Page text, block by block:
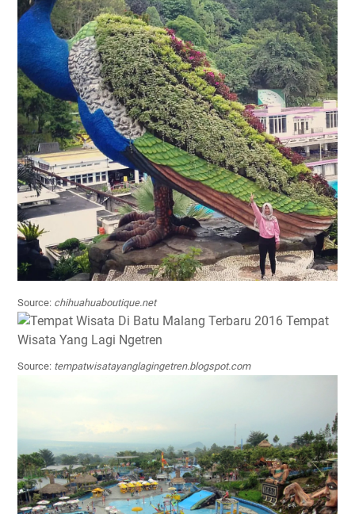
Source: chihuahuaboutique.net
Source: tempatwisatayanglagingetren.blogspot.com